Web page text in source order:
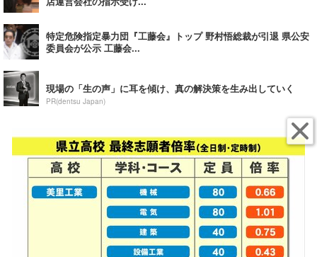
特定危険指定暴力団『工藤会』トップ 野村悟総裁が引退 県公安
委員会が公示 工藤会...
現場の「生の声」に耳を傾け、真の解決策を生み出していく
PR(dentsu Japan)